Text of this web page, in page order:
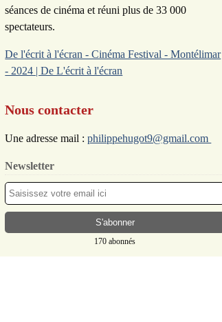
séances de cinéma et réuni plus de 33 000
spectateurs.
De l'écrit à l'écran - Cinéma Festival - Montélimar
- 2024 | De L'écrit à l'écran
Nous contacter
Une adresse mail :philippehugot9@gmail.com
Newsletter
170 abonnés